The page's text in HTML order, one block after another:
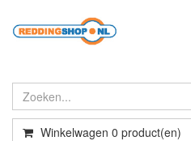
Winkelwagen 0 product(en)